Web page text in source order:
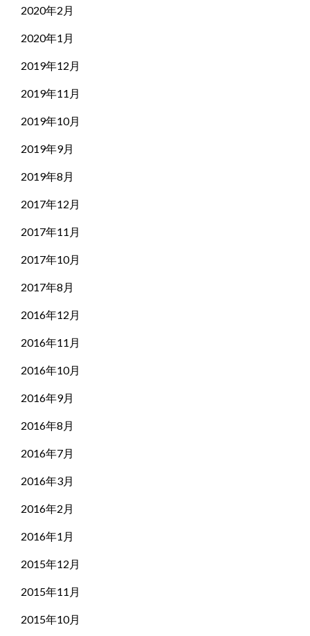
2020年2月
2020年1月
2019年12月
2019年11月
2019年10月
2019年9月
2019年8月
2017年12月
2017年11月
2017年10月
2017年8月
2016年12月
2016年11月
2016年10月
2016年9月
2016年8月
2016年7月
2016年3月
2016年2月
2016年1月
2015年12月
2015年11月
2015年10月